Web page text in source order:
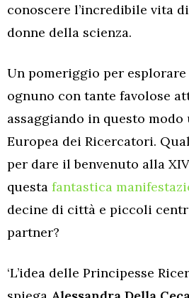
conoscere l’incredibile vita
donne della scienza.
Un pomeriggio per esplorare
ognuno con tante favolose
assaggiando in questo modo
Europea dei Ricercatori.
per dare il benvenuto alla
questa fantastica
decine di città e piccoli
partner?
‘L’idea delle Principesse